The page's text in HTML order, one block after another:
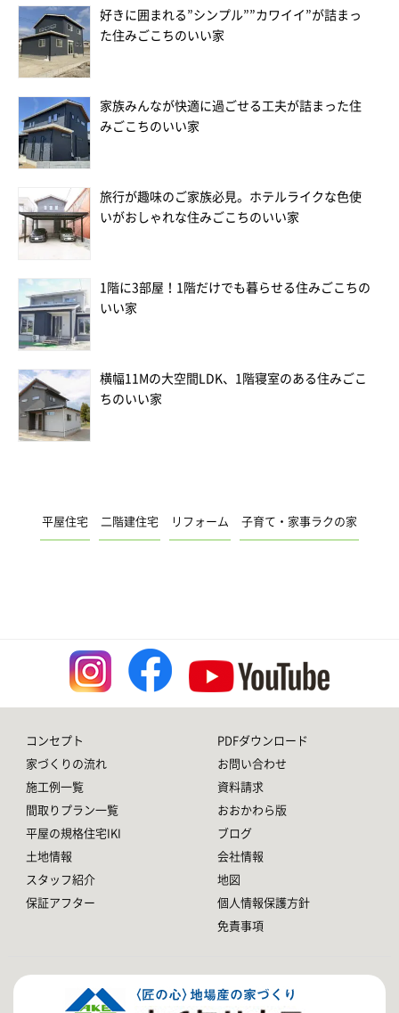
好きに囲まれる”シンプル””カワイイ”が詰まっ
た住みごこちのいい家
家族みんなが快適に過ごせる工夫が詰まった住
みごこちのいい家
旅行が趣味のご家族必見。ホテルライクな色使
いがおしゃれな住みごこちのいい家
1階に3部屋！1階だけでも暮らせる住みごこちの
いい家
横幅11Mの大空間LDK、1階寝室のある住みごこ
ちのいい家
平屋住宅 二階建住宅 リフォーム 子育て・家事ラクの家
コンセプト
家づくりの流れ
施工例一覧
間取りプラン一覧
平屋の規格住宅IKI
土地情報
スタッフ紹介
保証アフター
PDFダウンロード
お問い合わせ
資料請求
おおかわら版
ブログ
会社情報
地図
個人情報保護方針
免責事項